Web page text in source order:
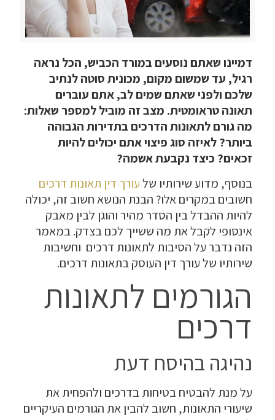
דמיינו שאתם נוסעים במורד הכביש, הכל נראה
רגיל, עד שמשום מקום, מכונית סוטה לנתיב
שלכם ולפני שאתם שמים לב, אתם עוברים
תאונה טראומטית. מצב זה מוביל למספר שאלות:
מה גורם לתאונות הדרכים בתדירות הגבוהה
ביותר? לאיזה סוג פיצוי אתם יכולים להיות
זכאים? כיצד נקבעת אשמה?
בנוסף, מדוע שירותיו שלעורך דין תאונות דרכים
חשובים במקרים אלו? הבנת הנושא חשוב זה, יכולה
להיות ההבדל בין הסדר מהיר והוגן לבין מאבק
אינסופי לקבל את מה ששייך לכם בצדק. במאמר
הזה נדבר על הסיבות לתאונות דרכים וחשיבות
שירותיו של עורך דין העוסק בתאונות דרכים.
הגורמים לתאונות
דרכים
נהיגה בהיסח דעת
על מנת להבטיח בטיחות בדרכים ולהפחית את
שיעורי התאונות, חשוב להבין את הגורמים העיקריים